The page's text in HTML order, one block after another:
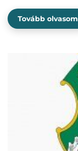
Tovább olvasom